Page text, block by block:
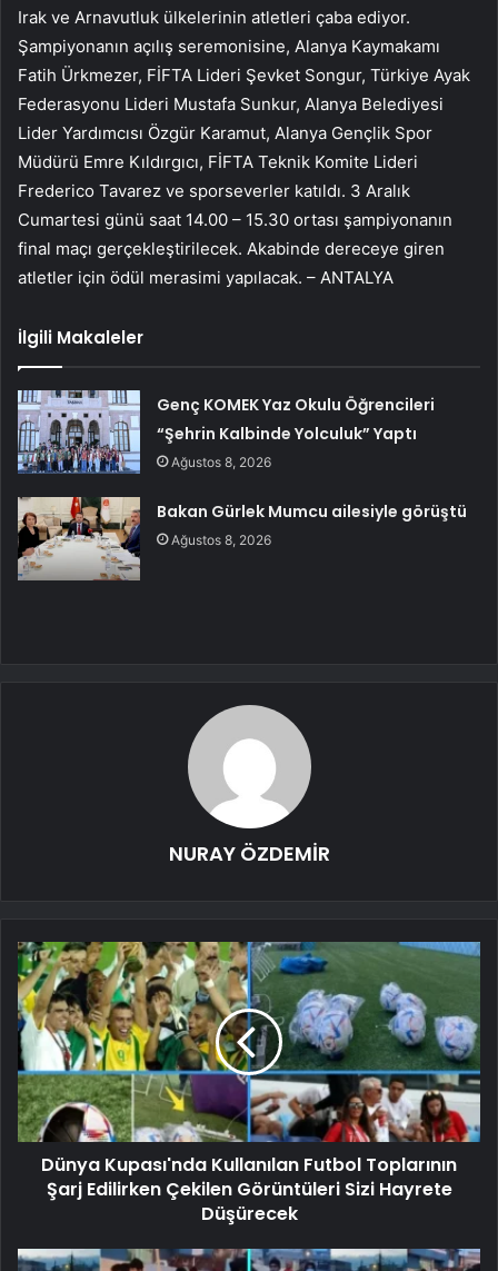
Irak ve Arnavutluk ülkelerinin atletleri çaba ediyor.
Şampiyonanın açılış seremonisine, Alanya Kaymakamı
Fatih Ürkmezer, FİFTA Lideri Şevket Songur, Türkiye Ayak
Federasyonu Lideri Mustafa Sunkur, Alanya Belediyesi
Lider Yardımcısı Özgür Karamut, Alanya Gençlik Spor
Müdürü Emre Kıldırgıcı, FİFTA Teknik Komite Lideri
Frederico Tavarez ve sporseverler katıldı. 3 Aralık
Cumartesi günü saat 14.00 – 15.30 ortası şampiyonanın
final maçı gerçekleştirilecek. Akabinde dereceye giren
atletler için ödül merasimi yapılacak. – ANTALYA
İlgili Makaleler
Genç KOMEK Yaz Okulu Öğrencileri
“Şehrin Kalbinde Yolculuk” Yaptı
Ağustos 8, 2026
Bakan Gürlek Mumcu ailesiyle görüştü
Ağustos 8, 2026
NURAY ÖZDEMİR
Dünya Kupası'nda Kullanılan Futbol Toplarının
Şarj Edilirken Çekilen Görüntüleri Sizi Hayrete
Düşürecek